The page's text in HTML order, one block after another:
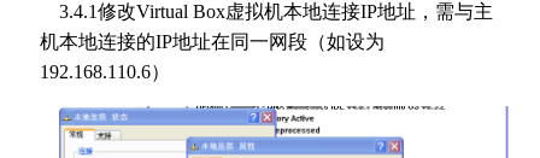
3.4.1修改Virtual Box虚拟机本地连接IP地址，需与主
机本地连接的IP地址在同一网段（如设为
192.168.110.6）